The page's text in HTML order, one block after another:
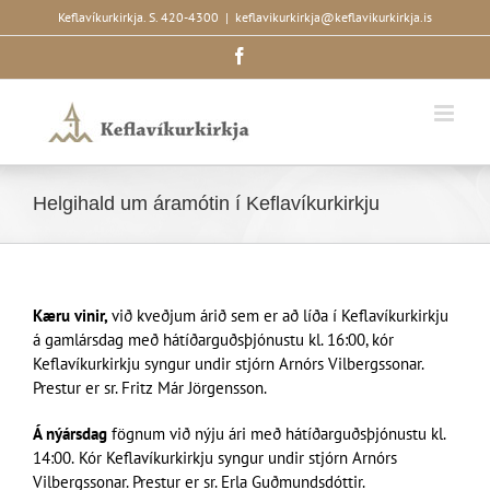
to
Keflavíkurkirkja. S. 420-4300 | keflavikurkirkja@keflavikurkirkja.is
Helgihald um áramótin í Keflavíkurkirkju
Kæru vinir,við kveðjum árið sem er að líða í Keflavíkurkirkju
á gamlársdag með hátíðarguðsþjónustu kl. 16:00, kór
Keflavíkurkirkju syngur undir stjórn Arnórs Vilbergssonar.
Prestur er sr. Fritz Már Jörgensson.
Á nýársdag fögnum við nýju ári með hátíðarguðsþjónustu kl.
14:00. Kór Keflavíkurkirkju syngur undir stjórn Arnórs
Vilbergssonar. Prestur er sr. Erla Guðmundsdóttir.